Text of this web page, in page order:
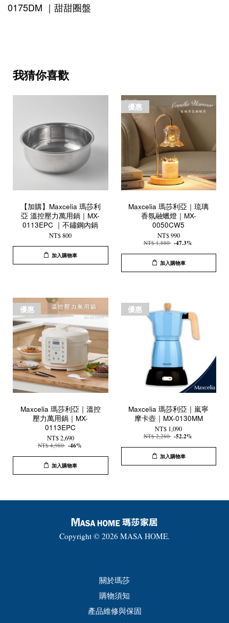
0175DM ｜甜甜圈盤
我猜你喜歡
【加購】Maxcelia 瑪莎利
亞 溫控壓力萬用鍋｜MX-
0113EPC ｜不鏽鋼內鍋
NT$ 800
加入購物車
優惠
Maxcelia 瑪莎利亞｜琉璃
香氛融蠟燈｜MX-
0050CW5
NT$ 990
NT$ 1,880 -47.3%
加入購物車
優惠
Maxcelia 瑪莎利亞｜溫控
壓力萬用鍋｜MX-
0113EPC
NT$ 2,690
NT$ 4,980 -46%
加入購物車
優惠
Maxcelia 瑪莎利亞｜嵐寧
摩卡壺｜MX-0130MM
NT$ 1,090
NT$ 2,280 -52.2%
加入購物車
Copyright © 2026 MASA HOME.
關於瑪莎
購物須知
產品維修與保固